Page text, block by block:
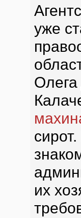
уже
их